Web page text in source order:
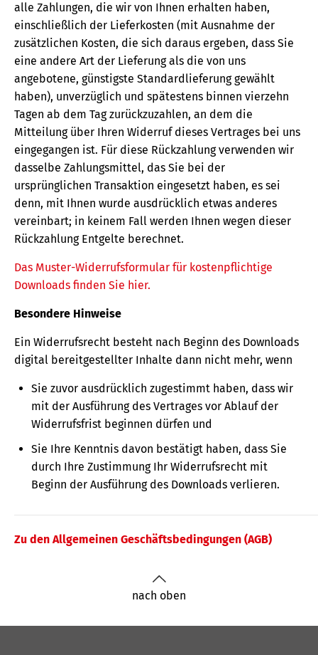
alle Zahlungen, die wir von Ihnen erhalten haben,
einschließlich der Lieferkosten (mit Ausnahme der
zusätzlichen Kosten, die sich daraus ergeben, dass Sie
eine andere Art der Lieferung als die von uns
angebotene, günstigste Standardlieferung gewählt
haben), unverzüglich und spätestens binnen vierzehn
Tagen ab dem Tag zurückzuzahlen, an dem die
Mitteilung über Ihren Widerruf dieses Vertrages bei uns
eingegangen ist. Für diese Rückzahlung verwenden wir
dasselbe Zahlungsmittel, das Sie bei der
ursprünglichen Transaktion eingesetzt haben, es sei
denn, mit Ihnen wurde ausdrücklich etwas anderes
vereinbart; in keinem Fall werden Ihnen wegen dieser
Rückzahlung Entgelte berechnet.
Das Muster-Widerrufsformular für kostenpflichtige
Downloads finden Sie hier.
Besondere Hinweise
Ein Widerrufsrecht besteht nach Beginn des Downloads
digital bereitgestellter Inhalte dann nicht mehr, wenn
Sie zuvor ausdrücklich zugestimmt haben, dass wir
mit der Ausführung des Vertrages vor Ablauf der
Widerrufsfrist beginnen dürfen und
Sie Ihre Kenntnis davon bestätigt haben, dass Sie
durch Ihre Zustimmung Ihr Widerrufsrecht mit
Beginn der Ausführung des Downloads verlieren.
Zu den Allgemeinen Geschäftsbedingungen (AGB)
nach oben